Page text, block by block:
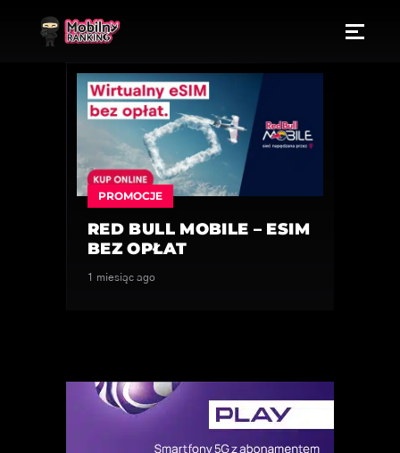
PROMOCJE
RED BULL MOBILE – ESIM
BEZ OPŁAT
1 miesiąc ago